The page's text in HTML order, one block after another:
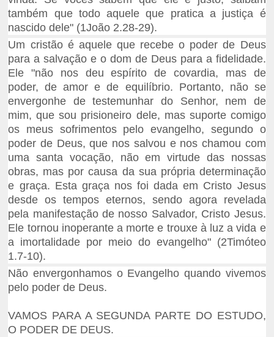
também que todo aquele que pratica a justiça é
nascido dele" (1João 2.28-29).
Um cristão é aquele que recebe o poder de Deus
para a salvação e o dom de Deus para a fidelidade.
Ele "não nos deu espírito de covardia, mas de
poder, de amor e de equilíbrio. Portanto, não se
envergonhe de testemunhar do Senhor, nem de
mim, que sou prisioneiro dele, mas suporte comigo
os meus sofrimentos pelo evangelho, segundo o
poder de Deus, que nos salvou e nos chamou com
uma santa vocação, não em virtude das nossas
obras, mas por causa da sua própria determinação
e graça. Esta graça nos foi dada em Cristo Jesus
desde os tempos eternos, sendo agora revelada
pela manifestação de nosso Salvador, Cristo Jesus.
Ele tornou inoperante a morte e trouxe à luz a vida e
a imortalidade por meio do evangelho" (2Timóteo
1.7-10).
Não envergonhamos o Evangelho quando vivemos
pelo poder de Deus.
VAMOS PARA A SEGUNDA PARTE DO ESTUDO,
O PODER DE DEUS.